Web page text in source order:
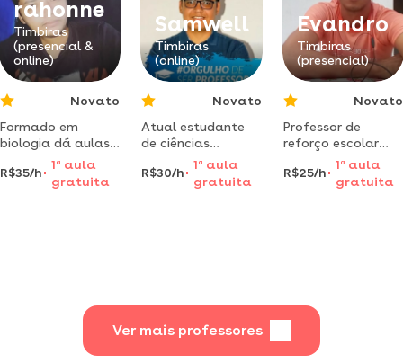
rahonne
Timbiras
(presencial &
online)
Novato
Formado em
biologia dá aulas
para ensino médio
em timbiras no
maranhão
R$35/h
1 aaula
gratuita
Samwell
Timbiras
(online)
Novato
Atual estudante
de ciências
humanas com
habilitação em
história pela
R$30/h
1 a aula
gratuita
Evandro
Timbiras
(presencial)
Novato
Professor de
reforço escolar
(alfabetização)
projeto envolvendo
família silábices e
R$25/h
1 aaula
gratuita
Ver mais professores